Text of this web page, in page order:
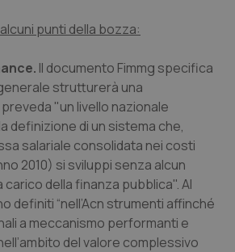
& Rettocolite Ulcerosa
& patologie neurodegenerative
punti della bozza:
Il documento Fimmg specifica
strutturerà una
"un livello nazionale
definizione di un sistema che,
salariale consolidata nei costi
2010) si sviluppi senza alcun
della finanza pubblica". Al
definiti “nell’Acn strumenti affinché
a meccanismo performanti e
del valore complessivo